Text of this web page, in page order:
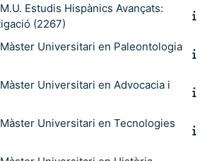
Estudis Hispànics Avançats:
(2267)
Universitari en Paleontologia
Universitari en Advocacia i
Universitari en Tecnologies